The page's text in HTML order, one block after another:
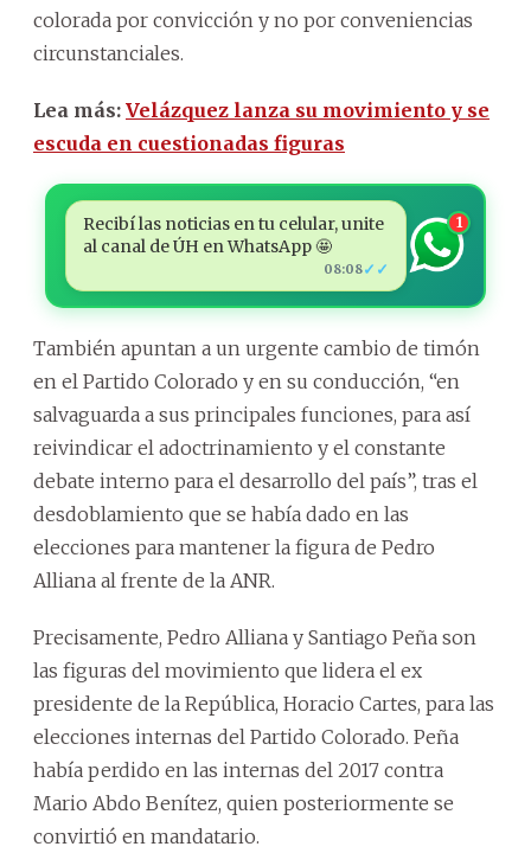
colorada por convicción y no por conveniencias
circunstanciales.
Lea más: Velázquez lanza su movimiento y se
escuda en cuestionadas figuras
Recibí las noticias en tu celular, unite
al canal de ÚH en WhatsApp 🤩
08:08✓✓
1
También apuntan a un urgente cambio de timón
en el Partido Colorado y en su conducción, “en
salvaguarda a sus principales funciones, para así
reivindicar el adoctrinamiento y el constante
debate interno para el desarrollo del país”, tras el
desdoblamiento que se había dado en las
elecciones para mantener la figura de Pedro
Alliana al frente de la ANR.
Precisamente, Pedro Alliana y Santiago Peña son
las figuras del movimiento que lidera el ex
presidente de la República, Horacio Cartes, para las
elecciones internas del Partido Colorado. Peña
había perdido en las internas del 2017 contra
Mario Abdo Benítez, quien posteriormente se
convirtió en mandatario.